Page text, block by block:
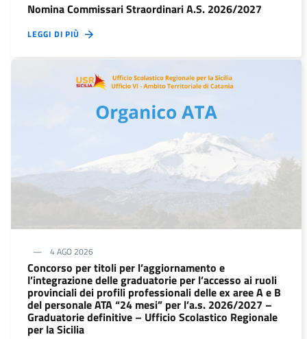
Nomina Commissari Straordinari A.S. 2026/2027
LEGGI DI PIÙ
4 AGO 2026
Concorso per titoli per l’aggiornamento e
l’integrazione delle graduatorie per l’accesso ai ruoli
provinciali dei profili professionali delle ex aree A e B
del personale ATA “24 mesi” per l’a.s. 2026/2027 –
Graduatorie definitive – Ufficio Scolastico Regionale
per la Sicilia